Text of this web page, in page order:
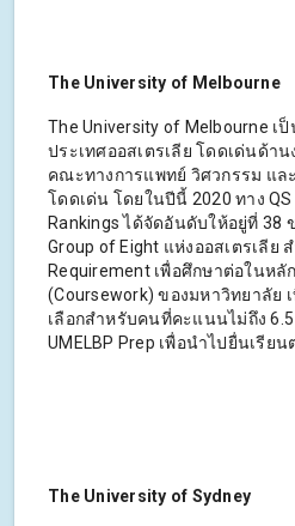
The University of Melbourne
The University of Melbourne
ประเทศออสเตรเลีย โดดเด่นด้า
คณะทางการแพทย์ วิศวกรรม แล
โดดเด่น โดยในปีนี้ 2020 ทาง QS
Rankings ได้จัดอันดับให้อยู่ที่ 38
Group of Eight แห่งออสเตรเลีย
Requirement เพื่อศึกษาต่อในห
(Coursework) ของมหาวิทยาลัย
เลือกสำหรับคนที่คะแนนไม่ถึง
UMELBP Prep เพื่อนำไปยื่นเรียน
The University of Sydney